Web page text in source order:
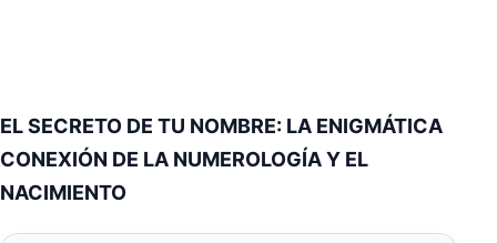
EL SECRETO DE TU NOMBRE: LA ENIGMÁTICA
CONEXIÓN DE LA NUMEROLOGÍA Y EL
NACIMIENTO